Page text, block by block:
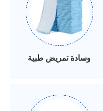
وسادة تمريض طبية